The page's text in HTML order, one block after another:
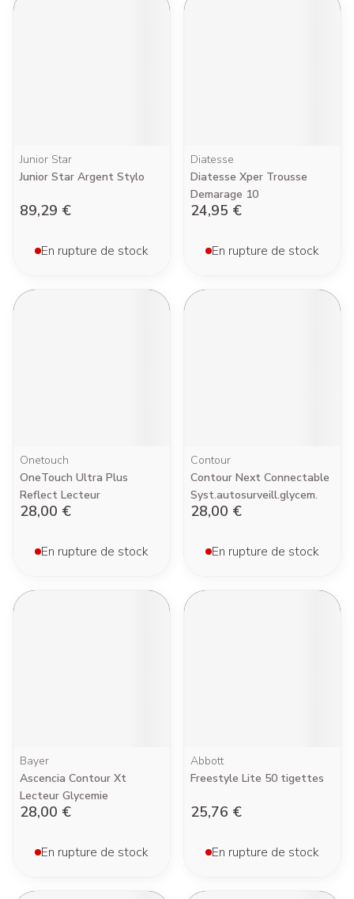
Junior Star
Junior Star Argent Stylo
89,29 €
En rupture de stock
Diatesse
Diatesse Xper Trousse
Demarage 10
24,95 €
En rupture de stock
Onetouch
OneTouch Ultra Plus
Reflect Lecteur
28,00 €
En rupture de stock
Contour
Contour Next Connectable
Syst.autosurveill.glycem.
28,00 €
En rupture de stock
Bayer
Ascencia Contour Xt
Lecteur Glycemie
28,00 €
En rupture de stock
Abbott
Freestyle Lite 50 tigettes
25,76 €
En rupture de stock